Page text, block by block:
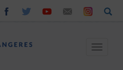
Toggle